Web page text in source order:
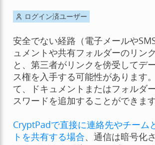
ログイン済ユーザー
安全でない経路（電子メールや
ュメントや共有フォルダーのリン
と、第三者がリンクを傍受してデ
ス権を入手する可能性があります
て、ドキュメントまたはフォルダ
スワードを追加することができます
CryptPadで直接に連絡先やチーム
トを共有する場合、通信は暗号化